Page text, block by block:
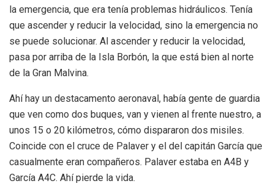
la emergencia, que era tenía problemas hidráulicos. Tenía
que ascender y reducir la velocidad, sino la emergencia no
se puede solucionar. Al ascender y reducir la velocidad,
pasa por arriba de la Isla Borbón, la que está bien al norte
de la Gran Malvina.
Ahí hay un destacamento aeronaval, había gente de guardia
que ven como dos buques, van y vienen al frente nuestro, a
unos 15 o 20 kilómetros, cómo dispararon dos misiles.
Coincide con el cruce de Palaver y el del capitán García que
casualmente eran compañeros. Palaver estaba en A4B y
García A4C. Ahí pierde la vida.